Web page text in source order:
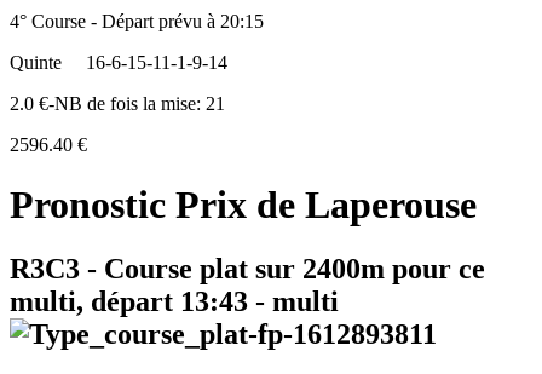
4° Course - Départ prévu à 20:15
Quinte
16-6-15-11-1-9-14
2.0 €-NB de fois la mise: 21
2596.40 €
Pronostic Prix de Laperouse
R3C3 - Course plat sur 2400m pour ce
multi, départ 13:43 - multi